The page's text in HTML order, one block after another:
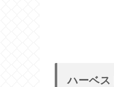
ハーベス